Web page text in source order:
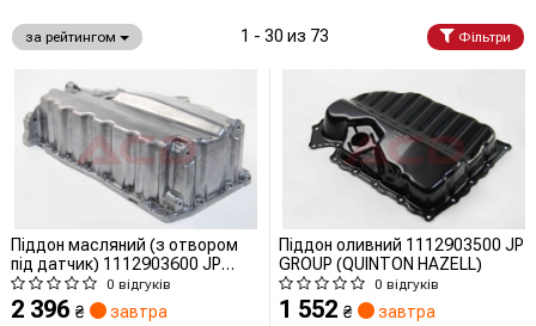
за рейтингом 1 - 30 из 73 Фільтри
Піддон масляний (з отвором
під датчик) 1112903600 JP
GROUP (QUINTON HAZELL)
0 відгуків
2 396 ₴ завтра
Піддон оливний 1112903500 JP
GROUP (QUINTON HAZELL)
0 відгуків
1 552 ₴ завтра